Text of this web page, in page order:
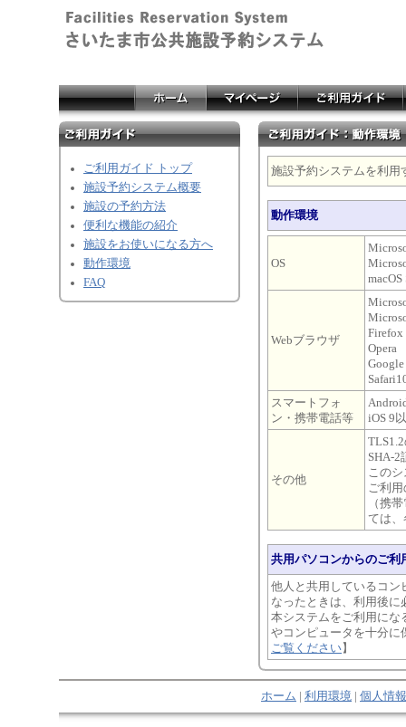
ご利用ガイド トップ
施設予約システム概要
施設の予約方法
便利な機能の紹介
施設をお使いになる方へ
動作環境
FAQ
施設予約システムを利用
動作環境
OS
Webブラウザ
Firefox
Opera
スマートフォ
ン・携帯電話等
iOS 9
その他
SHA-2
この
ご利
（携
ては、
共用パソコンからのご利
他人と共用しているコン
なったときは、利用後に
本システムをご利用にな
やコンピュータを十分に
ご覧ください】
ホーム 利用環境 個人情